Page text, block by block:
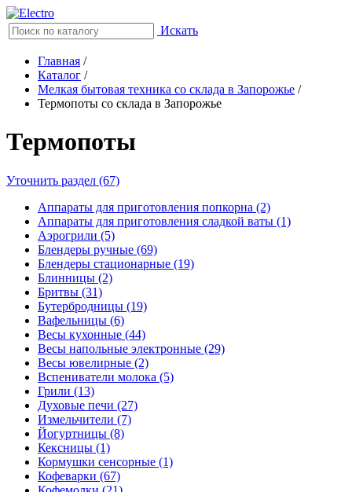
Искать
Главная /
Каталог /
Мелкая бытовая техника со склада в Запорожье /
Термопоты со склада в Запорожье
Термопоты
Уточнить раздел (67)
Аппараты для приготовления попкорна (2)
Аппараты для приготовления сладкой ваты (1)
Аэрогрили (5)
Блендеры ручные (69)
Блендеры стационарные (19)
Блинницы (2)
Бритвы (31)
Бутербродницы (19)
Вафельницы (6)
Весы кухонные (44)
Весы напольные электронные (29)
Весы ювелирные (2)
Вспениватели молока (5)
Грили (13)
Духовые печи (27)
Измельчители (7)
Йогуртницы (8)
Кексницы (1)
Кормушки сенсорные (1)
Кофеварки (67)